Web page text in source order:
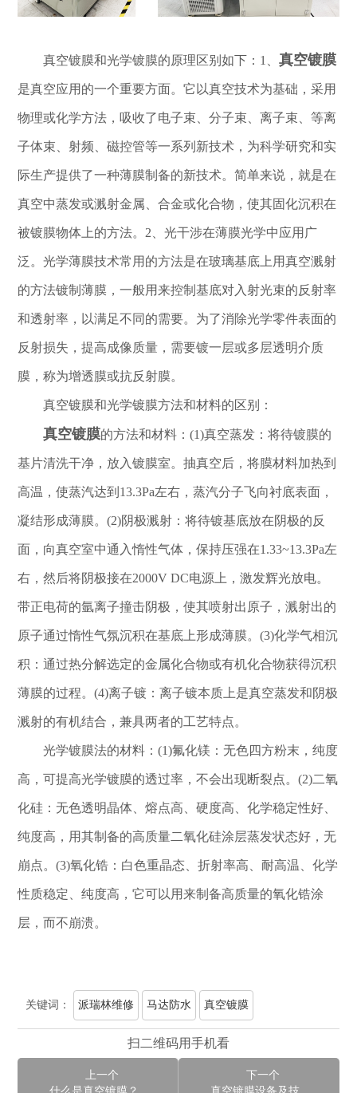
真空镀膜和光学镀膜的原理区别如下：1、真空镀膜
是真空应用的一个重要方面。它以真空技术为基础，采用
物理或化学方法，吸收了电子束、分子束、离子束、等离
子体束、射频、磁控管等一系列新技术，为科学研究和实
际生产提供了一种薄膜制备的新技术。简单来说，就是在
真空中蒸发或溅射金属、合金或化合物，使其固化沉积在
被镀膜物体上的方法。2、光干涉在薄膜光学中应用广
泛。光学薄膜技术常用的方法是在玻璃基底上用真空溅射
的方法镀制薄膜，一般用来控制基底对入射光束的反射率
和透射率，以满足不同的需要。为了消除光学零件表面的
反射损失，提高成像质量，需要镀一层或多层透明介质
膜，称为增透膜或抗反射膜。
真空镀膜和光学镀膜方法和材料的区别：
真空镀膜的方法和材料：(1)真空蒸发：将待镀膜的
基片清洗干净，放入镀膜室。抽真空后，将膜材料加热到
高温，使蒸汽达到13.3Pa左右，蒸汽分子飞向衬底表面，
凝结形成薄膜。(2)阴极溅射：将待镀基底放在阴极的反
面，向真空室中通入惰性气体，保持压强在1.33~13.3Pa左
右，然后将阴极接在2000V DC电源上，激发辉光放电。
带正电荷的氩离子撞击阴极，使其喷射出原子，溅射出的
原子通过惰性气氛沉积在基底上形成薄膜。(3)化学气相沉
积：通过热分解选定的金属化合物或有机化合物获得沉积
薄膜的过程。(4)离子镀：离子镀本质上是真空蒸发和阴极
溅射的有机结合，兼具两者的工艺特点。
光学镀膜法的材料：(1)氟化镁：无色四方粉末，纯度
高，可提高光学镀膜的透过率，不会出现断裂点。(2)二氧
化硅：无色透明晶体、熔点高、硬度高、化学稳定性好、
纯度高，用其制备的高质量二氧化硅涂层蒸发状态好，无
崩点。(3)氧化锆：白色重晶态、折射率高、耐高温、化学
性质稳定、纯度高，它可以用来制备高质量的氧化锆涂
层，而不崩溃。
关键词： 派瑞林维修 马达防水 真空镀膜
扫二维码用手机看
上一个
下一个